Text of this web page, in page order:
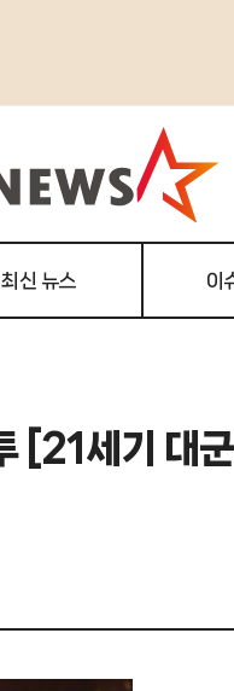
최신 뉴스 이
[21세기 대